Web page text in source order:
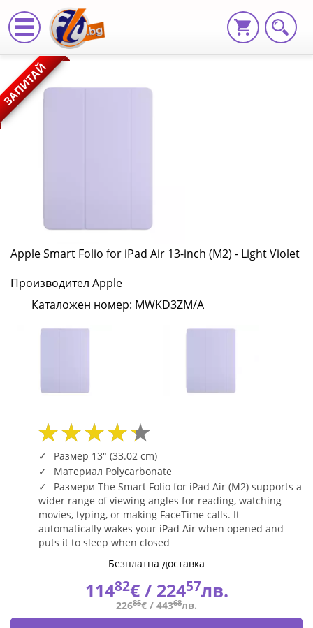
Apple
Smart
13-
inch
(M2)
-
Light
MWKD3ZM/A
|
Fly.bg
ЗАПИТАЙ
Apple Smart Folio for iPad Air 13-inch (M2) - Light Violet
Производител Apple
Каталожен номер: MWKD3ZM/A
Размер 13" (33.02 cm)
Материал Polycarbonate
Размери The Smart Folio for iPad Air (M2) supports a
wider range of viewing angles for reading, watching
movies, typing, or making FaceTime calls. It
automatically wakes your iPad Air when opened and
puts it to sleep when closed
Безплатна доставка
11482€ / 22457лв.
22685€ /44368лв.